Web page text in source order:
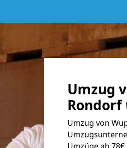
Umzug
Rondorf
Umzug von